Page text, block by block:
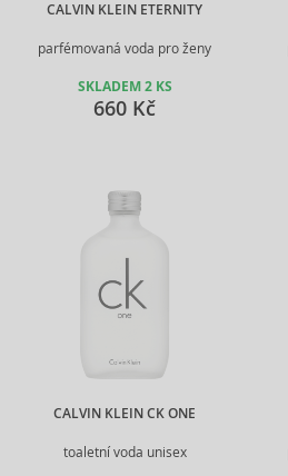
CALVIN KLEIN ETERNITY
parfémovaná voda pro ženy
SKLADEM 2 KS
660 Kč
CALVIN KLEIN CK ONE
toaletní voda unisex